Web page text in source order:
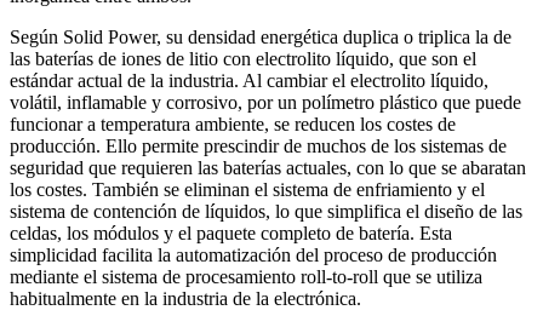
Según Solid Power, su densidad energética duplica o triplica la de
las baterías de iones de litio con electrolito líquido, que son el
estándar actual de la industria. Al cambiar el electrolito líquido,
volátil, inflamable y corrosivo, por un polímetro plástico que puede
funcionar a temperatura ambiente, se reducen los costes de
producción. Ello permite prescindir de muchos de los sistemas de
seguridad que requieren las baterías actuales, con lo que se abaratan
los costes. También se eliminan el sistema de enfriamiento y el
sistema de contención de líquidos, lo que simplifica el diseño de las
celdas, los módulos y el paquete completo de batería. Esta
simplicidad facilita la automatización del proceso de producción
mediante el sistema de procesamiento roll-to-roll que se utiliza
habitualmente en la industria de la electrónica.